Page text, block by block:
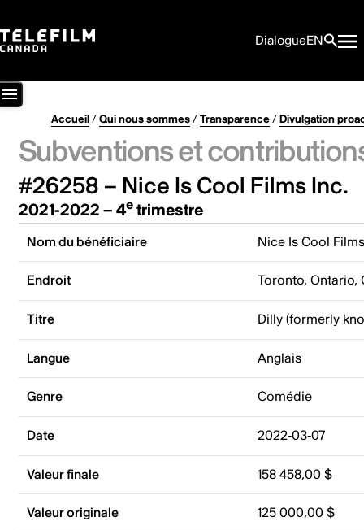
DialogueEN
Accueil/Qui nous sommes/Transparence/Divulgation
Subventions et
#26258 – Nice Is Cool Films Inc.
2021-2022 – 4etrimestre
Nom du bénéficiaire Nice Is Cool
Endroit Toronto, Ontario,
Titre Dilly (formerly
Langue Anglais
Genre Comédie
Date 2022-03-07
Valeur finale 158 458,00 $
Valeur originale 125 000,00 $